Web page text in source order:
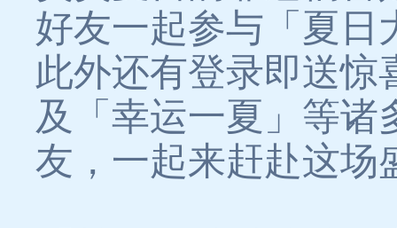
好友一起参与「夏日
此外还有登录即送
及「幸运一夏」等诸
友，一起来赶赴这场